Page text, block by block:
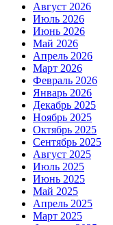
Август 2026
Июль 2026
Июнь 2026
Май 2026
Апрель 2026
Март 2026
Февраль 2026
Январь 2026
Декабрь 2025
Ноябрь 2025
Октябрь 2025
Сентябрь 2025
Август 2025
Июль 2025
Июнь 2025
Май 2025
Апрель 2025
Март 2025